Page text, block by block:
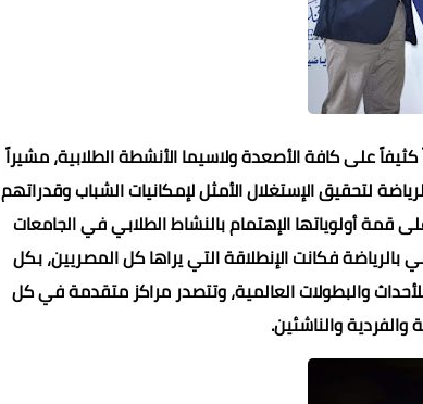
على كافة الأصعدة ولاسيما الأنشطة الطلابية، مشيراً
لتحقيق الإستغلال الأمثل لإمكانيات الشباب وقدراتهم
قمة أولوياتها الإهتمام بالنشاط الطلابي في الجامعات
فكانت الإنطلاقة التي يراها كل المصريين، بكل
والبطولات العالمية، وتتصدر مراكز متقدمة في كل
والفردية والناشئين.